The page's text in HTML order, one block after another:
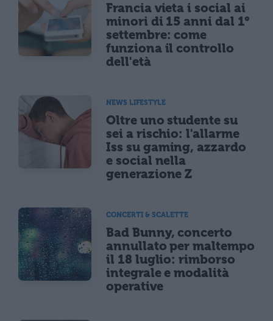
Francia vieta i social ai
minori di 15 anni dal 1°
settembre: come
funziona il controllo
dell'età
NEWS LIFESTYLE
Oltre uno studente su
sei a rischio: l'allarme
Iss su gaming, azzardo
e social nella
generazione Z
CONCERTI & SCALETTE
Bad Bunny, concerto
annullato per maltempo
il 18 luglio: rimborso
integrale e modalità
operative